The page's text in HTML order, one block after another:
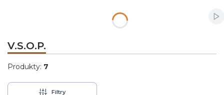
V.S.O.P.
Produkty: 7
Filtry